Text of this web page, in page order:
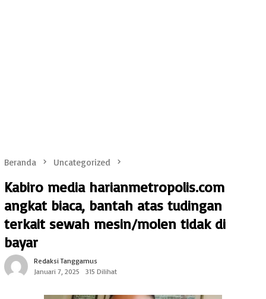
Beranda Uncategorized
Kabiro media harianmetropolis.com
angkat biaca, bantah atas tudingan
terkait sewah mesin/molen tidak di
bayar
Redaksi Tanggamus
Januari 7, 2025
315 Dilihat